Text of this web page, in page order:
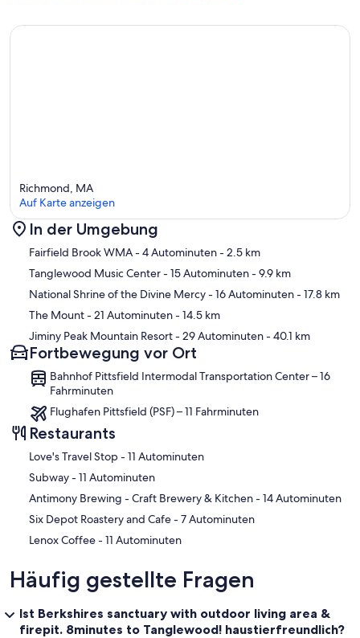
Karte
Richmond, MA
Auf Karte anzeigen
In der Umgebung
Fairfield Brook WMA- 4 Autominuten- 2.5 km
Tanglewood Music Center- 15 Autominuten- 9.9 km
National Shrine of the Divine Mercy- 16 Autominuten- 17.8 km
The Mount- 21 Autominuten- 14.5 km
Jiminy Peak Mountain Resort- 29 Autominuten- 40.1 km
Fortbewegung vor Ort
Bahnhof Pittsfield Intermodal Transportation Center – 16
Fahrminuten
Flughafen Pittsfield (PSF) – 11 Fahrminuten
Restaurants
‪Love's Travel Stop - ‬11 Autominuten
‪Subway - ‬11 Autominuten
‪Antimony Brewing - Craft Brewery & Kitchen - ‬14 Autominuten
‪Six Depot Roastery and Cafe - ‬7 Autominuten
‪Lenox Coffee - ‬11 Autominuten
Häufig gestellte Fragen
Ist Berkshires sanctuary with outdoor living area &
firepit. 8minutes to Tanglewood! haustierfreundlich?